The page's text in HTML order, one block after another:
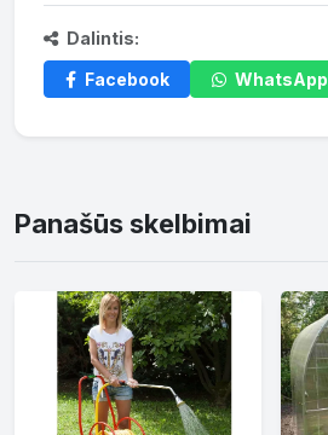
Dalintis:
Facebook
WhatsApp
Panašūs skelbimai